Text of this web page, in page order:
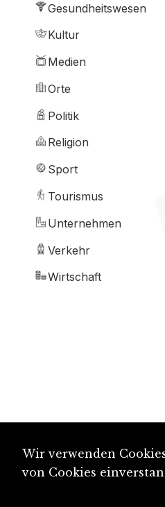
Gesundheitswesen
Kultur
Medien
Orte
Politik
Religion
Sport
Tourismus
Unternehmen
Verkehr
Wirtschaft
Wir verwenden
von Cookies